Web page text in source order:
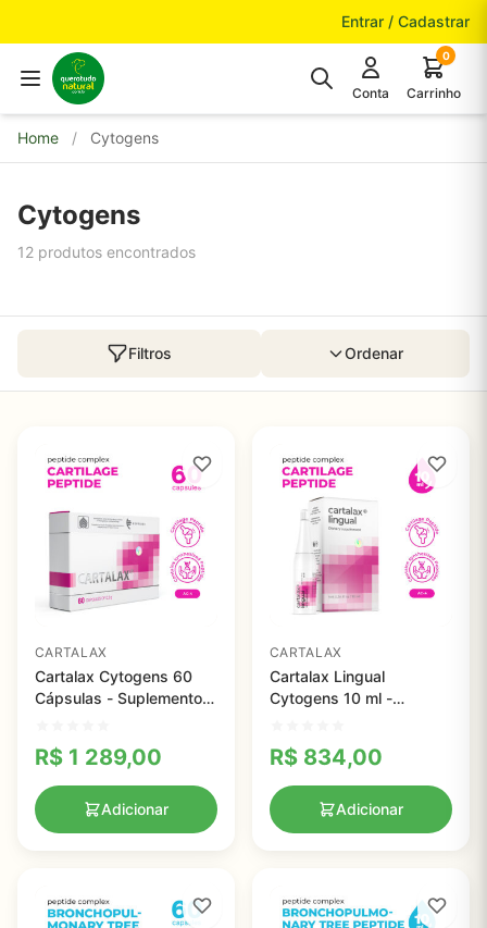
Entrar / Cadastrar
Conta
0
Carrinho
Home / Cytogens
Cytogens
12 produtos encontrados
Filtros Ordenar
CARTALAX
Cartalax Cytogens 60
Cápsulas - Suplemento
as Articulações
R$ 1 289,00
Adicionar
CARTALAX
Cartalax Lingual
Cytogens 10 ml -
R$ 834,00
Adicionar